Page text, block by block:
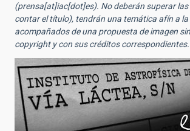
(prensa[at]iac[dot]es). No deberán superar
contar el título), tendrán una temática afín a
acompañados de una propuesta de imagen
copyright y con sus créditos correspondientes.